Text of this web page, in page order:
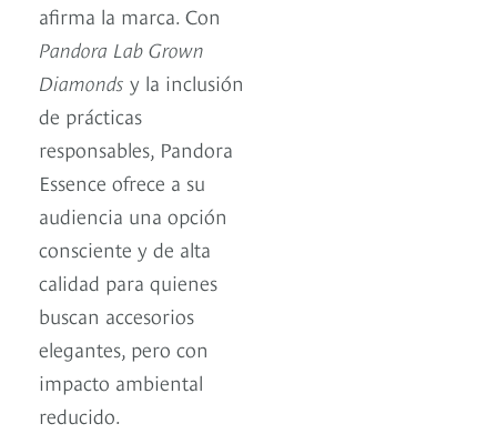
afirma la marca. Con
Pandora Lab Grown
Diamonds y la inclusión
de prácticas
responsables, Pandora
Essence ofrece a su
audiencia una opción
consciente y de alta
calidad para quienes
buscan accesorios
elegantes, pero con
impacto ambiental
reducido.